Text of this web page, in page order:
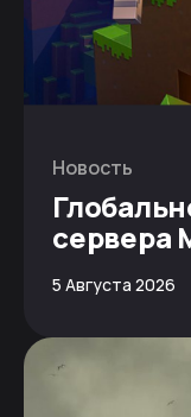
Новость
сервера
5 Августа 2026